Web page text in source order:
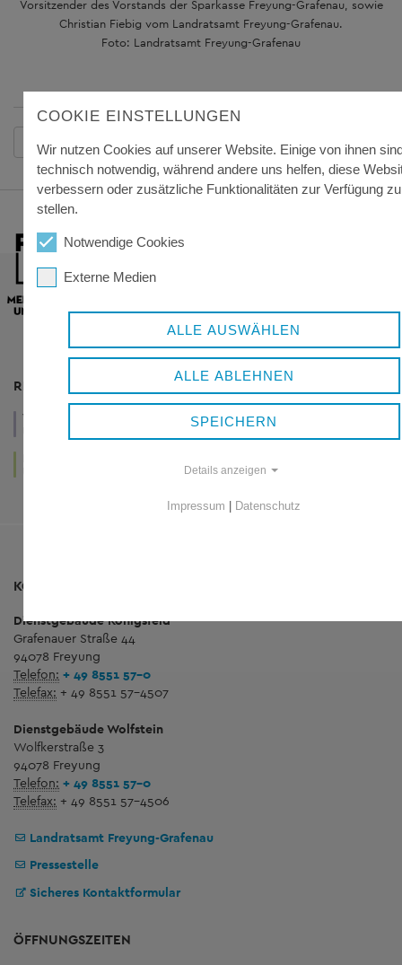
Vorsitzender des Vorstands der Sparkasse Freyung-Grafenau, sowie
Christian Fiebig vom Landratsamt Freyung-Grafenau.
Foto: Landratsamt Freyung-Grafenau
Zurück
RESSORTS
VERWALTUNG
WIRTSCHAFT
UND TOURISMUS
UND KULTUR
KONTAKT
Dienstgebäude Königsfeld
Grafenauer Straße 44
94078 Freyung
Telefon: + 49 8551 57-0
Telefax: + 49 8551 57-4507
Dienstgebäude Wolfstein
Wolfkerstraße 3
94078 Freyung
Telefon: + 49 8551 57-0
Telefax: + 49 8551 57-4506
Landratsamt Freyung-Grafenau
Pressestelle
Sicheres Kontaktformular
ÖFFNUNGSZEITEN
COOKIE EINSTELLUNGEN
Wir nutzen Cookies auf unserer Website. Einige von ihnen
technisch notwendig, während andere uns helfen, diese
verbessern oder zusätzliche Funktionalitäten zur Verfügung zu
stellen.
Notwendige Cookies
Externe Medien
ALLE AUSWÄHLEN
ALLE ABLEHNEN
SPEICHERN
Details anzeigen
Impressum | Datenschutz